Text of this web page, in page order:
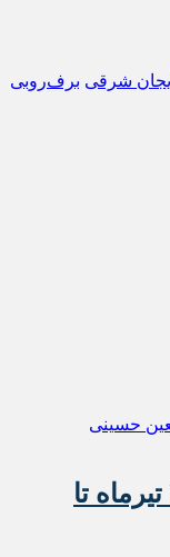
شرقی برف‌روبی
پیش‌فروش بلیت اربعین از ۲۷ تیرماه تا